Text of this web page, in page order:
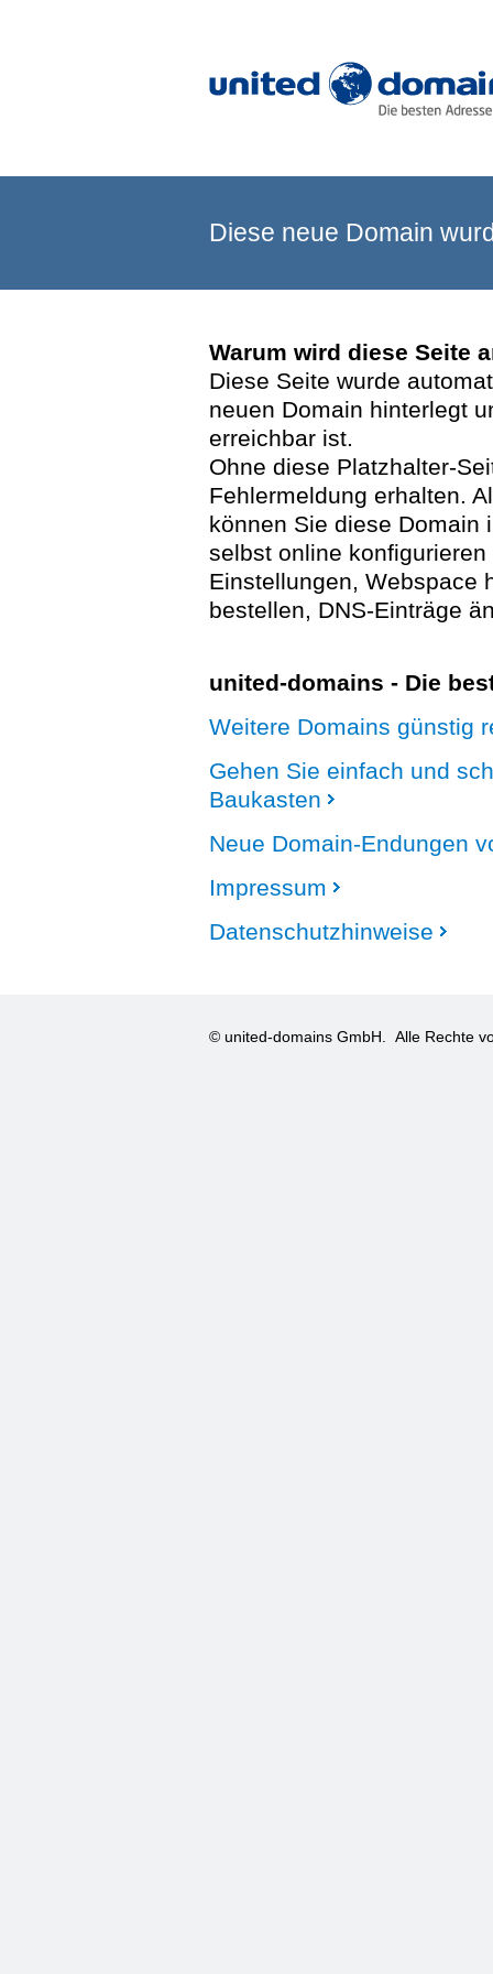
Diese neue Domain
Warum wird diese Seite
Diese Seite wurde
neuen Domain hinterlegt
erreichbar ist.
Ohne diese Platzhalter-
Fehlermeldung erhalten.
können Sie diese Domain
selbst online
Einstellungen, Webspace
bestellen, DNS-Einträge
united-domains - Die
Weitere Domains günstig
Gehen Sie einfach und
Baukasten
Neue Domain-Endungen
Impressum
Datenschutzhinweise
© united-domains GmbH. Alle Rechte